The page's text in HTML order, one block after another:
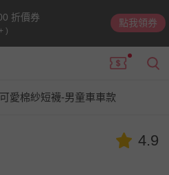
折價券
)
點我領券
愛棉紗短襪-男童車車款
4.9